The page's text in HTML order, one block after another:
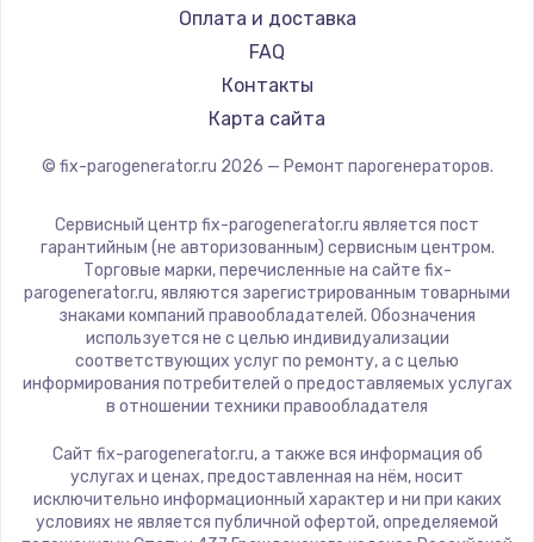
RED solution
Оплата и доставка
FAQ
Контакты
Карта сайта
© fix-parogenerator.ru 2026 — Ремонт парогенераторов.
Сервисный центр fix-parogenerator.ru является пост
гарантийным (не авторизованным) сервисным центром.
Торговые марки, перечисленные на сайте fix-
parogenerator.ru, являются зарегистрированным товарными
знаками компаний правообладателей. Обозначения
используется не с целью индивидуализации
соответствующих услуг по ремонту, а с целью
информирования потребителей о предоставляемых услугах
в отношении техники правообладателя
Сайт fix-parogenerator.ru, а также вся информация об
услугах и ценах, предоставленная на нём, носит
исключительно информационный характер и ни при каких
условиях не является публичной офертой, определяемой